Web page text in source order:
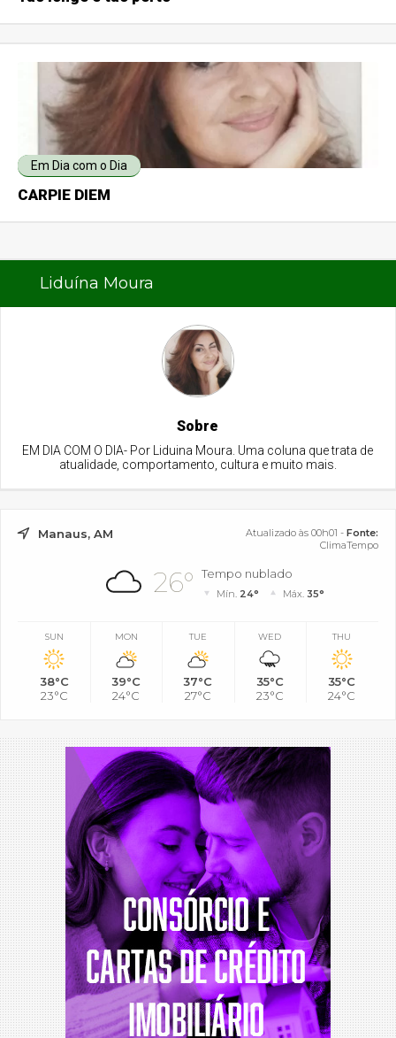
Em Dia com o Dia
CARPIE DIEM
Liduína Moura
Sobre
EM DIA COM O DIA- Por Liduina Moura. Uma coluna que trata de
atualidade, comportamento, cultura e muito mais.
Manaus, AM Atualizado às 00h01 - Fonte:
ClimaTempo
26° Tempo nublado
Mín. 24° Máx. 35°
SUN
38°C
23°C
MON
39°C
24°C
TUE
37°C
27°C
WED
35°C
23°C
THU
35°C
24°C